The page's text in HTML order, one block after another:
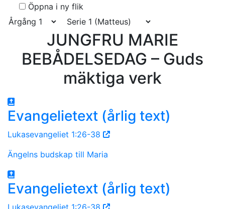
Öppna i ny flik
JUNGFRU MARIE
BEBÅDELSEDAG – Guds
mäktiga verk
Evangelietext (årlig text)
Lukasevangeliet 1:26-38
Ängelns budskap till Maria
Evangelietext (årlig text)
Lukasevangeliet 1:26-38